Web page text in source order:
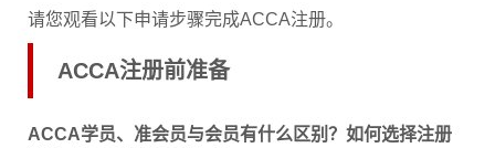
请您观看以下申请步骤完成ACCA注册。
ACCA注册前准备
ACCA学员、准会员与会员有什么区别？如何选择注册